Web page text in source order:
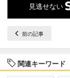
見逃せない
前の記事
関連キーワード